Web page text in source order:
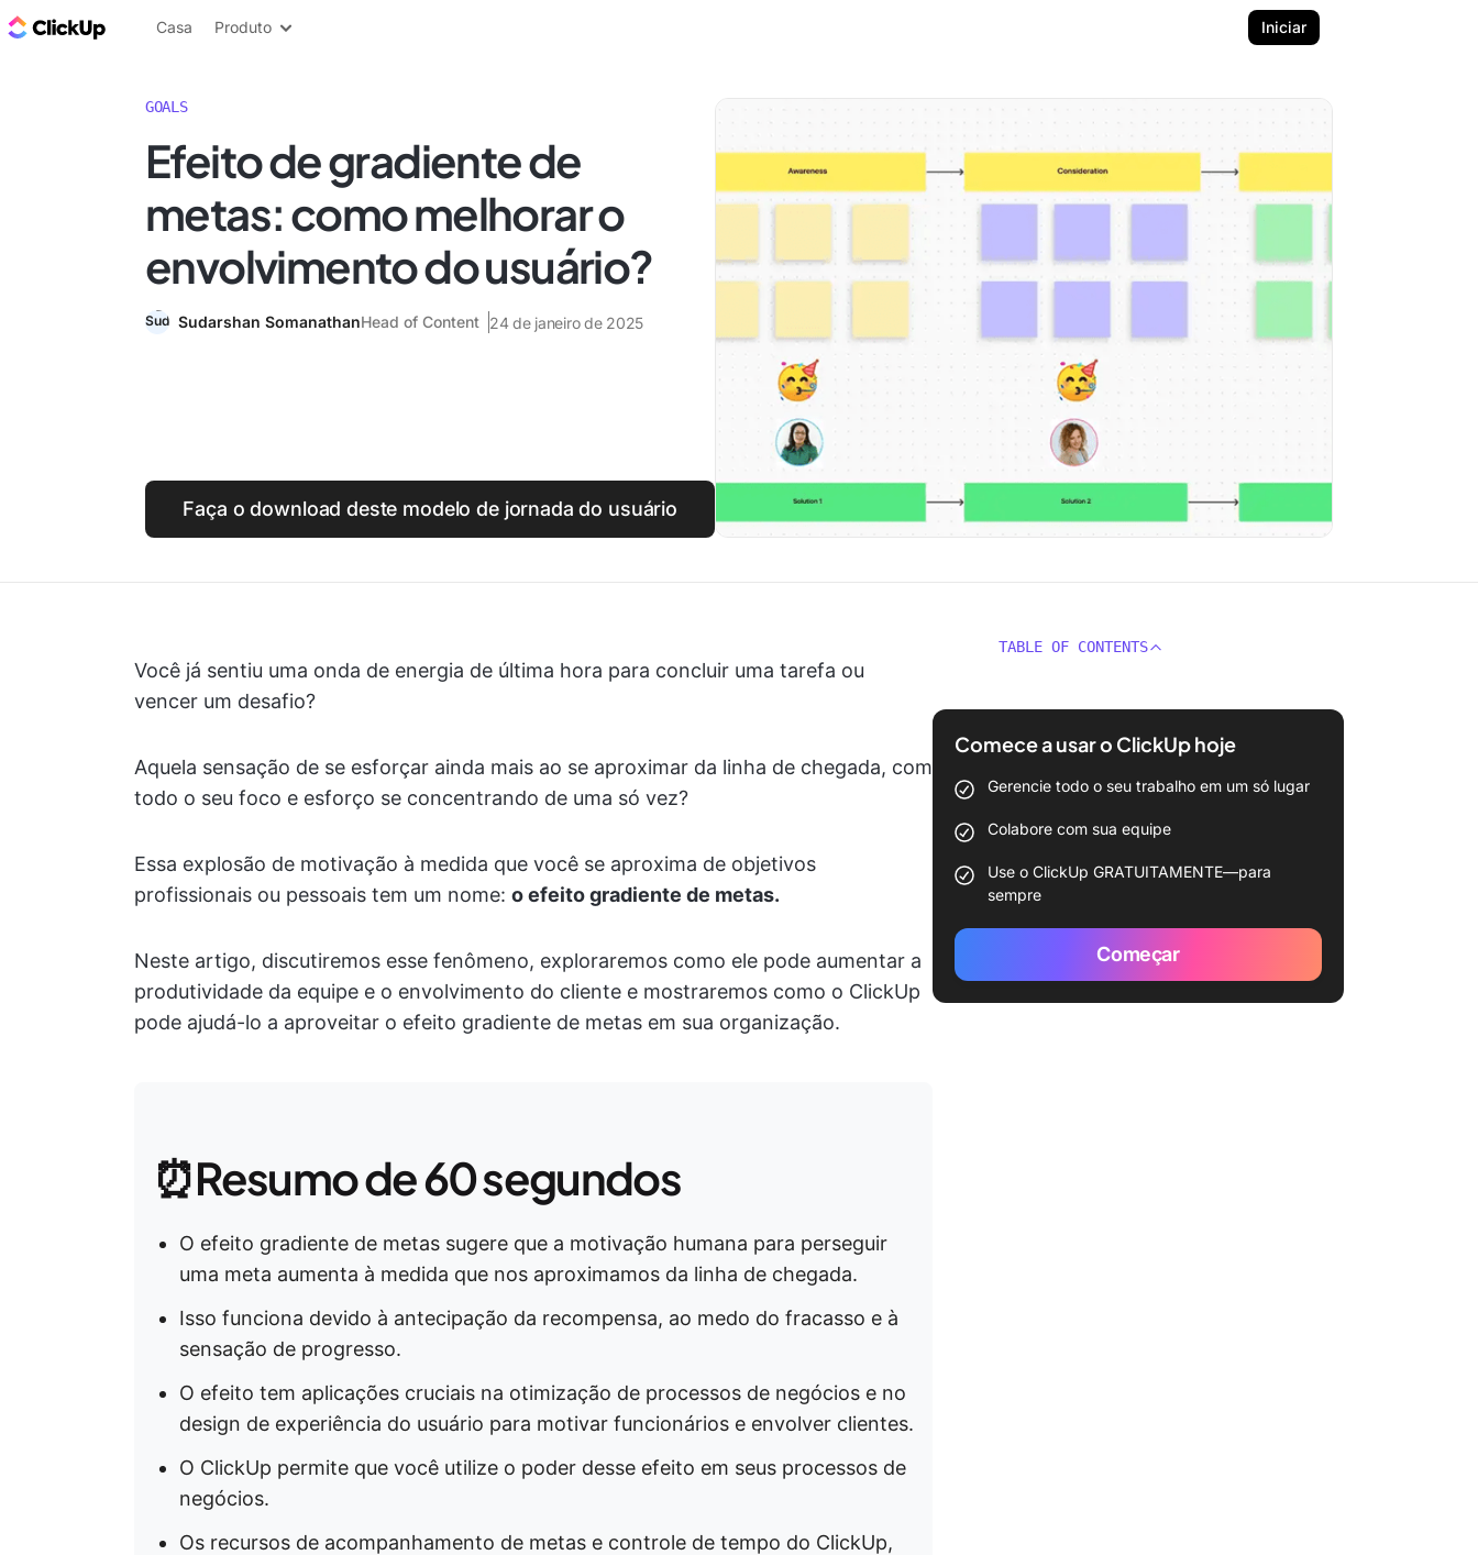
ClickUp Blogue
Casa Produto Iniciar
GOALS
Efeito de gradiente de
metas: como melhorar o
envolvimento do usuário?
Sudarshan SomanathanHead of Content 24 de janeiro de 2025
Faça o download deste modelo de jornada do usuário
Você já sentiu uma onda de energia de última hora para concluir uma tarefa ou
vencer um desafio?
Aquela sensação de se esforçar ainda mais ao se aproximar da linha de chegada, com
todo o seu foco e esforço se concentrando de uma só vez?
Essa explosão de motivação à medida que você se aproxima de objetivos
profissionais ou pessoais tem um nome: o efeito gradiente de metas.
Neste artigo, discutiremos esse fenômeno, exploraremos como ele pode aumentar a
produtividade da equipe e o envolvimento do cliente e mostraremos como o ClickUp
pode ajudá-lo a aproveitar o efeito gradiente de metas em sua organização.
⏰Resumo de 60 segundos
O efeito gradiente de metas sugere que a motivação humana para perseguir
uma meta aumenta à medida que nos aproximamos da linha de chegada.
Isso funciona devido à antecipação da recompensa, ao medo do fracasso e à
sensação de progresso.
O efeito tem aplicações cruciais na otimização de processos de negócios e no
design de experiência do usuário para motivar funcionários e envolver clientes.
O ClickUp permite que você utilize o poder desse efeito em seus processos de
negócios.
Os recursos de acompanhamento de metas e controle de tempo do ClickUp,
TABLE OF CONTENTS
Comece a usar o ClickUp hoje
Gerencie todo o seu trabalho em um só lugar
Colabore com sua equipe
Use o ClickUp GRATUITAMENTE—para
sempre
Começar